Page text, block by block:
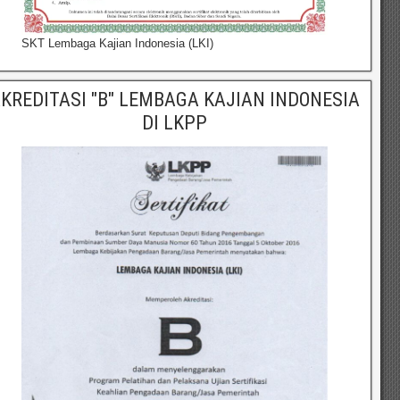
SKT Lembaga Kajian Indonesia (LKI)
"B" LEMBAGA KAJIAN INDONESIA
DI LKPP